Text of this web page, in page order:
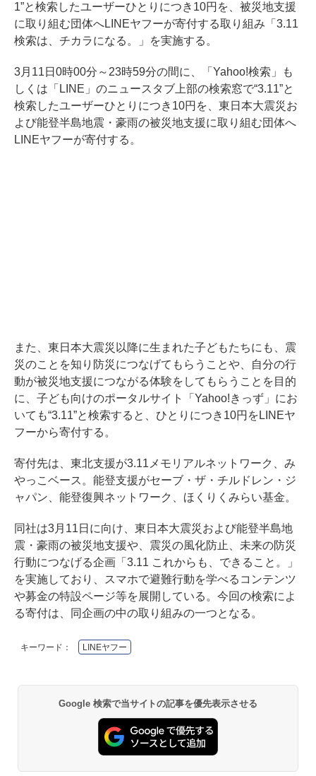
1”と検索したユーザーひとりにつき10円を、被災地支援
に取り組む団体へLINEヤフーが寄付する取り組み「3.11
検索は、チカラになる。」を実施する。
3月11日0時00分～23時59分の間に、「Yahoo!検索」も
しくは「LINE」のニュースタブ上部の検索窓で“3.11”と
検索したユーザーひとりにつき10円を、東日本大震災お
よび能登半島地震・豪雨の被災地支援に取り組む団体へ
LINEヤフーが寄付する。
また、東日本大震災以降に生まれた子どもたちにも、震
災のことを知り防災につなげてもらうことや、自分の行
動が被災地支援につながる体験をしてもらうことを目的
に、子ども向けのポータルサイト「Yahoo!きっず」にお
いても“3.11”と検索すると、ひとりにつき10円をLINEヤ
フーから寄付する。
寄付先は、東北支援が3.11メモリアルネットワーク、み
やっこベース。能登支援がセーブ・ザ・チルドレン・ジ
ャパン、能登復興ネットワーク、ほくりくみらい基金。
同社は3月11日に向け、東日本大震災および能登半島地
震・豪雨の被災地支援や、震災の風化防止、未来の防災
行動につなげる企画「3.11 これからも、できること。」
を実施しており、スマホで避難行動を学べるコンテンツ
や募金の特設ページ等を展開している。今回の検索によ
る寄付は、同企画の中の取り組みの一つとなる。
キーワード： LINEヤフー
Google 検索で当サイトの記事を優先表示させる